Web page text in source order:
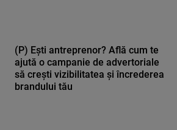
(P) Ești antreprenor? Află cum te
ajută o campanie de advertoriale
să crești vizibilitatea și încrederea
brandului tău